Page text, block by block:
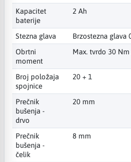
Kapacitet
baterije
2 Ah
Stezna glava
Brzostezna glava
Obrtni
moment
Max. tvrdo 30
Broj položaja
spojnice
20 + 1
Prečnik
bušenja -
drvo
20 mm
Prečnik
bušenja -
čelik
8 mm